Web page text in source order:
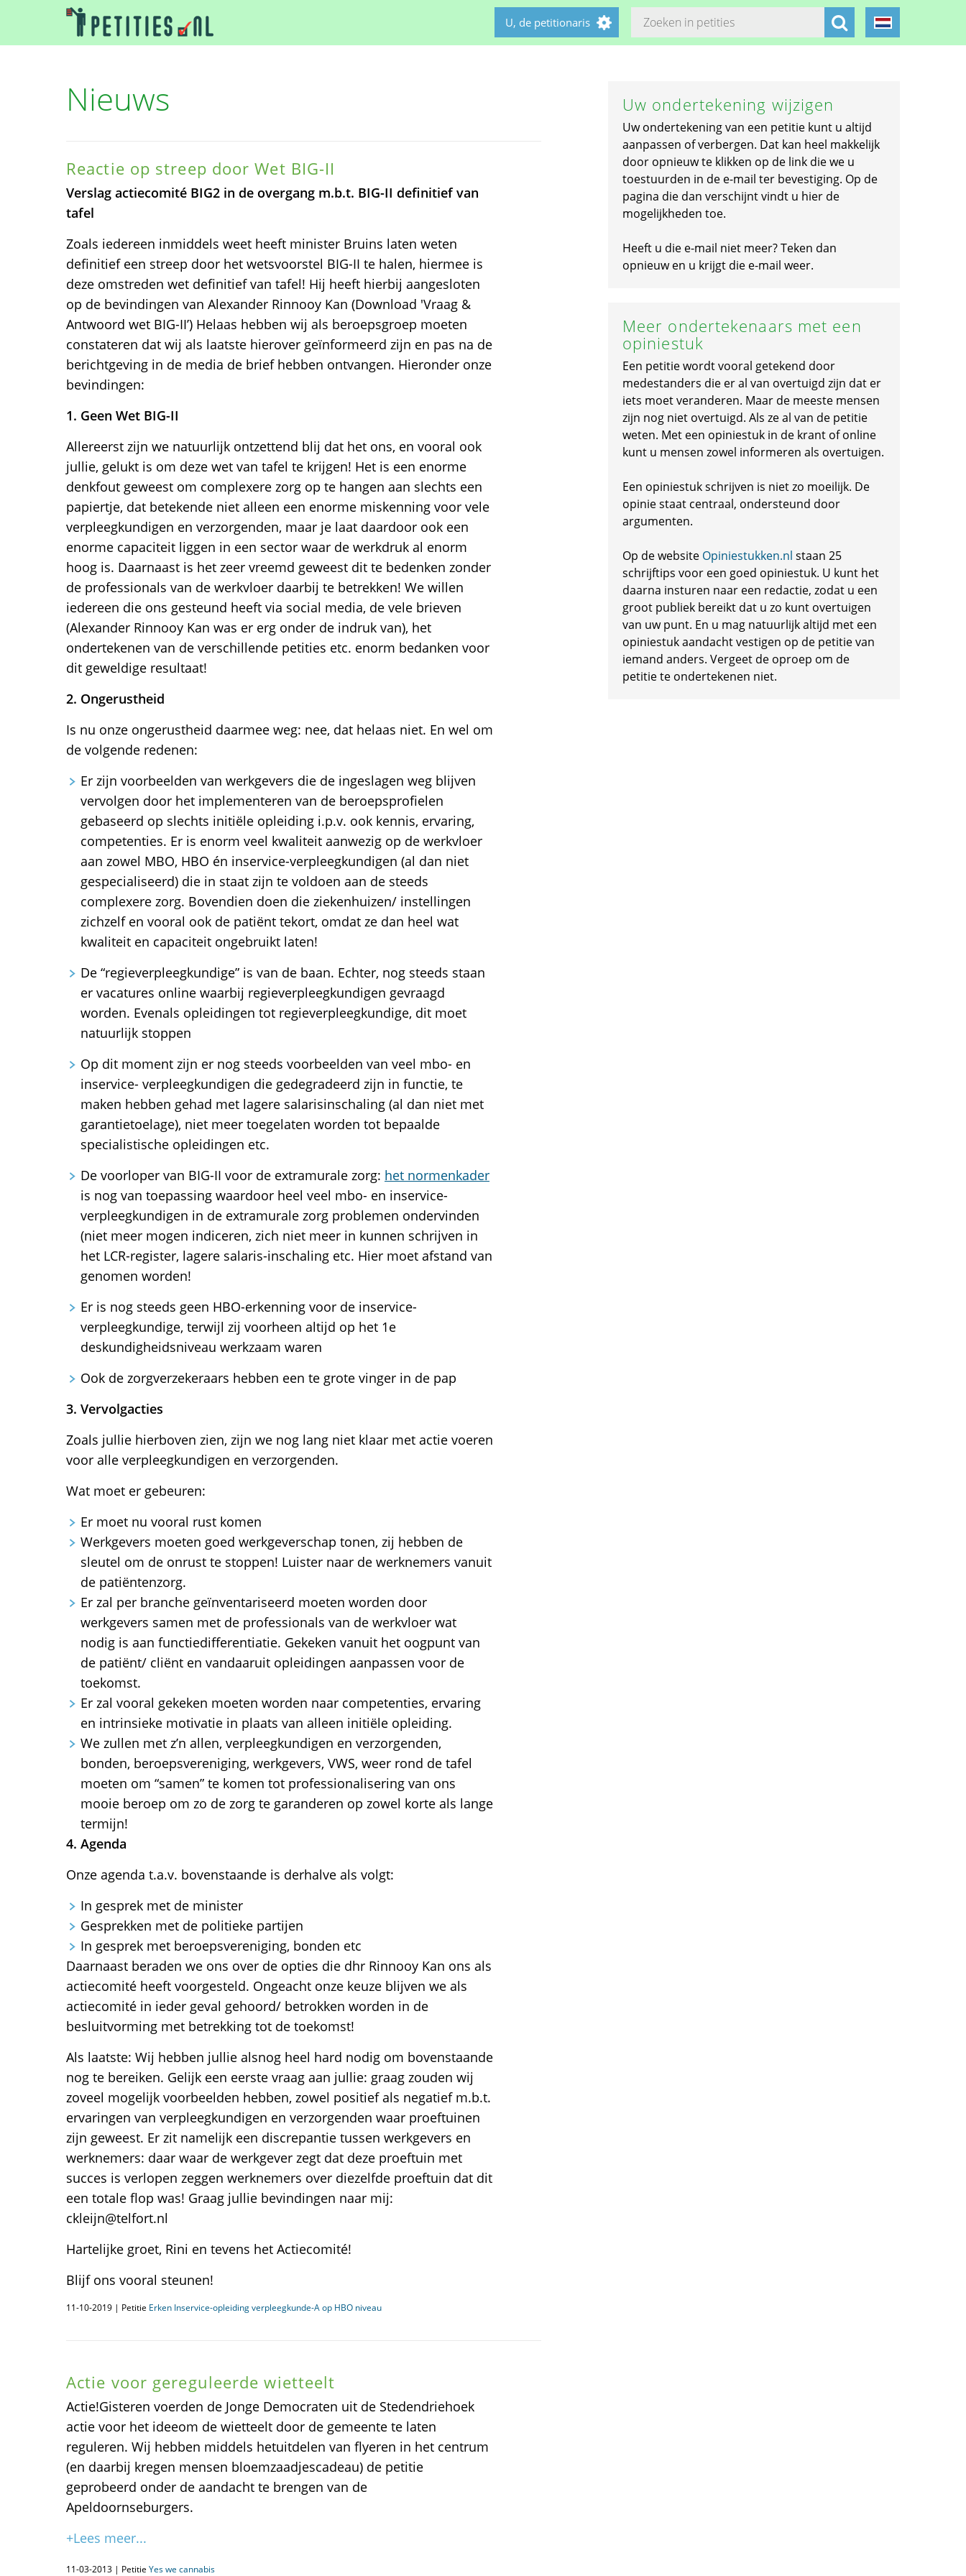
U, de petitionaris
Nieuws
Reactie op streep door Wet BIG-II
Verslag actiecomité BIG2 in de overgang m.b.t. BIG-II definitief van
tafel
Zoals iedereen inmiddels weet heeft minister Bruins laten weten
definitief een streep door het wetsvoorstel BIG-II te halen, hiermee is
deze omstreden wet definitief van tafel! Hij heeft hierbij aangesloten
op de bevindingen van Alexander Rinnooy Kan (Download 'Vraag &
Antwoord wet BIG-II’) Helaas hebben wij als beroepsgroep moeten
constateren dat wij als laatste hierover geïnformeerd zijn en pas na de
berichtgeving in de media de brief hebben ontvangen. Hieronder onze
bevindingen:
1. Geen Wet BIG-II
Allereerst zijn we natuurlijk ontzettend blij dat het ons, en vooral ook
jullie, gelukt is om deze wet van tafel te krijgen! Het is een enorme
denkfout geweest om complexere zorg op te hangen aan slechts een
papiertje, dat betekende niet alleen een enorme miskenning voor vele
verpleegkundigen en verzorgenden, maar je laat daardoor ook een
enorme capaciteit liggen in een sector waar de werkdruk al enorm
hoog is. Daarnaast is het zeer vreemd geweest dit te bedenken zonder
de professionals van de werkvloer daarbij te betrekken! We willen
iedereen die ons gesteund heeft via social media, de vele brieven
(Alexander Rinnooy Kan was er erg onder de indruk van), het
ondertekenen van de verschillende petities etc. enorm bedanken voor
dit geweldige resultaat!
2. Ongerustheid
Is nu onze ongerustheid daarmee weg: nee, dat helaas niet. En wel om
de volgende redenen:
Er zijn voorbeelden van werkgevers die de ingeslagen weg blijven
vervolgen door het implementeren van de beroepsprofielen
gebaseerd op slechts initiële opleiding i.p.v. ook kennis, ervaring,
competenties. Er is enorm veel kwaliteit aanwezig op de werkvloer
aan zowel MBO, HBO én inservice-verpleegkundigen (al dan niet
gespecialiseerd) die in staat zijn te voldoen aan de steeds
complexere zorg. Bovendien doen die ziekenhuizen/ instellingen
zichzelf en vooral ook de patiënt tekort, omdat ze dan heel wat
kwaliteit en capaciteit ongebruikt laten!
De “regieverpleegkundige” is van de baan. Echter, nog steeds staan
er vacatures online waarbij regieverpleegkundigen gevraagd
worden. Evenals opleidingen tot regieverpleegkundige, dit moet
natuurlijk stoppen
Op dit moment zijn er nog steeds voorbeelden van veel mbo- en
inservice- verpleegkundigen die gedegradeerd zijn in functie, te
maken hebben gehad met lagere salarisinschaling (al dan niet met
garantietoelage), niet meer toegelaten worden tot bepaalde
specialistische opleidingen etc.
De voorloper van BIG-II voor de extramurale zorg: het normenkader
is nog van toepassing waardoor heel veel mbo- en inservice-
verpleegkundigen in de extramurale zorg problemen ondervinden
(niet meer mogen indiceren, zich niet meer in kunnen schrijven in
het LCR-register, lagere salaris-inschaling etc. Hier moet afstand van
genomen worden!
Er is nog steeds geen HBO-erkenning voor de inservice-
verpleegkundige, terwijl zij voorheen altijd op het 1e
deskundigheidsniveau werkzaam waren
Ook de zorgverzekeraars hebben een te grote vinger in de pap
3. Vervolgacties
Zoals jullie hierboven zien, zijn we nog lang niet klaar met actie voeren
voor alle verpleegkundigen en verzorgenden.
Wat moet er gebeuren:
Er moet nu vooral rust komen
Werkgevers moeten goed werkgeverschap tonen, zij hebben de
sleutel om de onrust te stoppen! Luister naar de werknemers vanuit
de patiëntenzorg.
Er zal per branche geïnventariseerd moeten worden door
werkgevers samen met de professionals van de werkvloer wat
nodig is aan functiedifferentiatie. Gekeken vanuit het oogpunt van
de patiënt/ cliënt en vandaaruit opleidingen aanpassen voor de
toekomst.
Er zal vooral gekeken moeten worden naar competenties, ervaring
en intrinsieke motivatie in plaats van alleen initiële opleiding.
We zullen met z’n allen, verpleegkundigen en verzorgenden,
bonden, beroepsvereniging, werkgevers, VWS, weer rond de tafel
moeten om “samen” te komen tot professionalisering van ons
mooie beroep om zo de zorg te garanderen op zowel korte als lange
termijn!
4. Agenda
Onze agenda t.a.v. bovenstaande is derhalve als volgt:
In gesprek met de minister
Gesprekken met de politieke partijen
In gesprek met beroepsvereniging, bonden etc
Daarnaast beraden we ons over de opties die dhr Rinnooy Kan ons als
actiecomité heeft voorgesteld. Ongeacht onze keuze blijven we als
actiecomité in ieder geval gehoord/ betrokken worden in de
besluitvorming met betrekking tot de toekomst!
Als laatste: Wij hebben jullie alsnog heel hard nodig om bovenstaande
nog te bereiken. Gelijk een eerste vraag aan jullie: graag zouden wij
zoveel mogelijk voorbeelden hebben, zowel positief als negatief m.b.t.
ervaringen van verpleegkundigen en verzorgenden waar proeftuinen
zijn geweest. Er zit namelijk een discrepantie tussen werkgevers en
werknemers: daar waar de werkgever zegt dat deze proeftuin met
succes is verlopen zeggen werknemers over diezelfde proeftuin dat dit
een totale flop was! Graag jullie bevindingen naar mij:
ckleijn@telfort.nl
Hartelijke groet, Rini en tevens het Actiecomité!
Blijf ons vooral steunen!
11-10-2019 | Petitie Erken Inservice-opleiding verpleegkunde-A op HBO niveau
Actie voor gereguleerde wietteelt
Actie!Gisteren voerden de Jonge Democraten uit de Stedendriehoek
actie voor het ideeom de wietteelt door de gemeente te laten
reguleren. Wij hebben middels hetuitdelen van flyeren in het centrum
(en daarbij kregen mensen bloemzaadjescadeau) de petitie
geprobeerd onder de aandacht te brengen van de
Apeldoornseburgers.
+Lees meer...
11-03-2013 | Petitie Yes we cannabis
Uw ondertekening wijzigen
Uw ondertekening van een petitie kunt u altijd
aanpassen of verbergen. Dat kan heel makkelijk
door opnieuw te klikken op de link die we u
toestuurden in de e-mail ter bevestiging. Op de
pagina die dan verschijnt vindt u hier de
mogelijkheden toe.
Heeft u die e-mail niet meer? Teken dan
opnieuw en u krijgt die e-mail weer.
Meer ondertekenaars met een
opiniestuk
Een petitie wordt vooral getekend door
medestanders die er al van overtuigd zijn dat er
iets moet veranderen. Maar de meeste mensen
zijn nog niet overtuigd. Als ze al van de petitie
weten. Met een opiniestuk in de krant of online
kunt u mensen zowel informeren als overtuigen.
Een opiniestuk schrijven is niet zo moeilijk. De
opinie staat centraal, ondersteund door
argumenten.
Op de website Opiniestukken.nl staan 25
schrijftips voor een goed opiniestuk. U kunt het
daarna insturen naar een redactie, zodat u een
groot publiek bereikt dat u zo kunt overtuigen
van uw punt. En u mag natuurlijk altijd met een
opiniestuk aandacht vestigen op de petitie van
iemand anders. Vergeet de oproep om de
petitie te ondertekenen niet.